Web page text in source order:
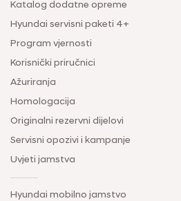
Katalog dodatne opreme
Hyundai servisni paketi 4+
Program vjernosti
Korisnički priručnici
Ažuriranja
Homologacija
Originalni rezervni dijelovi
Servisni opozivi i kampanje
Uvjeti jamstva
Hyundai mobilno jamstvo